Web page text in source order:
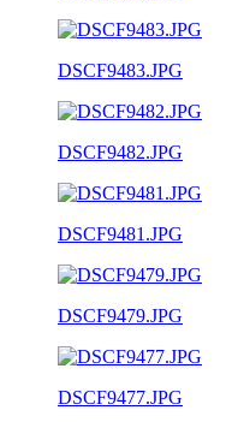
DSCF9483.JPG
DSCF9482.JPG
DSCF9481.JPG
DSCF9479.JPG
DSCF9477.JPG